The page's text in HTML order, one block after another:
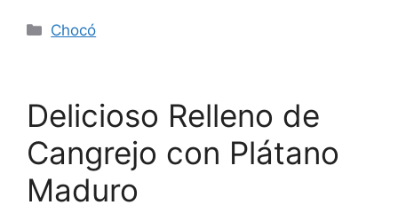
Chocó
Delicioso Relleno de
Cangrejo con Plátano
Maduro